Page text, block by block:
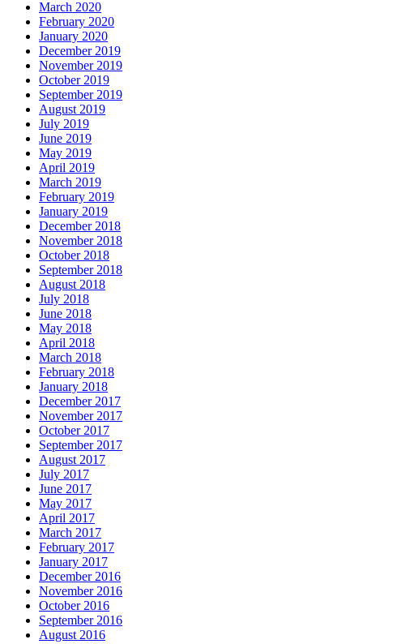
March 2020
February 2020
January 2020
December 2019
November 2019
October 2019
September 2019
August 2019
July 2019
June 2019
May 2019
April 2019
March 2019
February 2019
January 2019
December 2018
November 2018
October 2018
September 2018
August 2018
July 2018
June 2018
May 2018
April 2018
March 2018
February 2018
January 2018
December 2017
November 2017
October 2017
September 2017
August 2017
July 2017
June 2017
May 2017
April 2017
March 2017
February 2017
January 2017
December 2016
November 2016
October 2016
September 2016
August 2016